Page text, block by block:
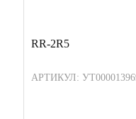
RR-2R5
АРТИКУЛ: